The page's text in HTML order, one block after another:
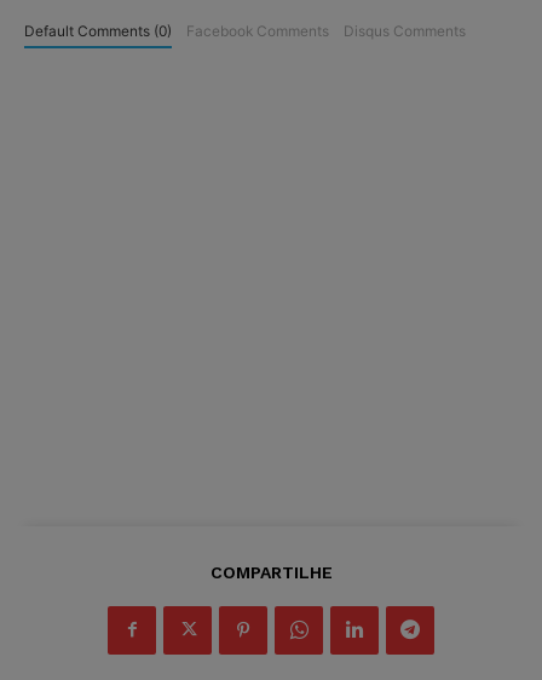
Default Comments (0) Facebook Comments Disqus Comments
COMPARTILHE